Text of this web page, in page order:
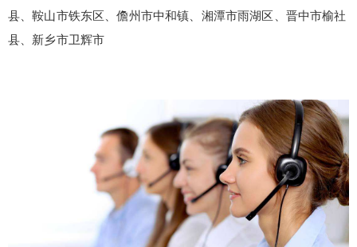
县、鞍山市铁东区、儋州市中和镇、湘潭市雨湖区、晋中市榆社
县、新乡市卫辉市
元 5 元 10 元
20 元 50 元 自定义
付费内容
¥ 6位以上